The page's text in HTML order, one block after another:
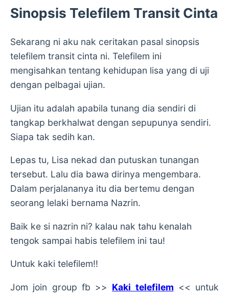
Sinopsis Telefilem Transit Cinta
Sekarang ni aku nak ceritakan pasal sinopsis
telefilem transit cinta ni. Telefilem ini
mengisahkan tentang kehidupan lisa yang di uji
dengan pelbagai ujian.
Ujian itu adalah apabila tunang dia sendiri di
tangkap berkhalwat dengan sepupunya sendiri.
Siapa tak sedih kan.
Lepas tu, Lisa nekad dan putuskan tunangan
tersebut. Lalu dia bawa dirinya mengembara.
Dalam perjalananya itu dia bertemu dengan
seorang lelaki bernama Nazrin.
Baik ke si nazrin ni? kalau nak tahu kenalah
tengok sampai habis telefilem ini tau!
Untuk kaki telefilem!!
Jom join group fb >> Kaki telefilem << untuk